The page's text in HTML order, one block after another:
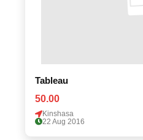
Tableau
50.00
Kinshasa
22 Aug 2016